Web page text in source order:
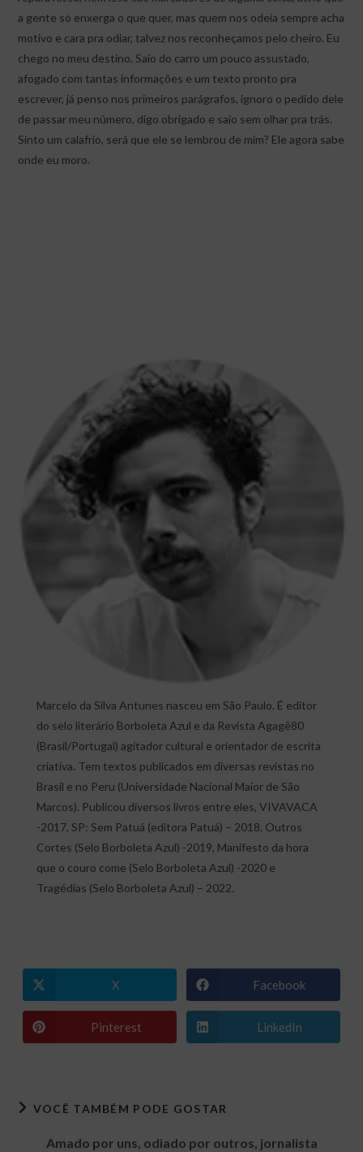
a gente só enxerga o que quer, mas quem nos odeia sempre acha
motivo e cara pra odiar, talvez nos reconheçamos pelo cheiro. Eu
chego no meu destino. Saio do carro um pouco assustado,
afogado com tantas informações e um texto pronto pra
escrever, já penso nos primeiros parágrafos, ignoro o pedido dele
de passar meu número, digo obrigado e saio sem olhar pra trás.
Sinto um calafrio, será que ele se lembrou de mim? Ele agora sabe
onde eu moro.
Marcelo da Silva Antunes nasceu em São Paulo. É editor
do selo literário Borboleta Azul e da Revista Agagê80
(Brasil/Portugal) agitador cultural e orientador de escrita
criativa. Tem textos publicados em diversas revistas no
Brasil e no Peru (Universidade Nacional Maior de São
Marcos). Publicou diversos livros entre eles, VIVAVACA
-2017, SP: Sem Patuá (editora Patuá) – 2018, Outros
Cortes (Selo Borboleta Azul) -2019, Manifesto da hora
que o couro come (Selo Borboleta Azul) -2020 e
Tragédias (Selo Borboleta Azul) – 2022.
Abre
em
uma
nova
janela
X
Abre
em
uma
nova
janela
Facebook
Abre
em
Pinterest
Abre
em
LinkedIn
VOCÊ TAMBÉM PODE GOSTAR
Amado por uns, odiado por outros, jornalista